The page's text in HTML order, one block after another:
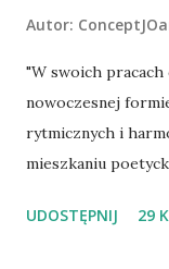
Autor:
"W swoich pracach
nowoczesnej
rytmicznych i
mieszkaniu
posłannictwie
UDOSTĘPNIJ 29